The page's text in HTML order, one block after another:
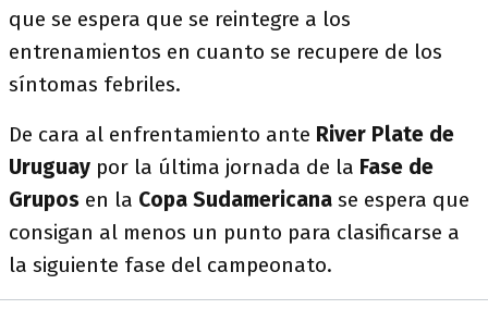
que se espera que se reintegre a los
entrenamientos en cuanto se recupere de los
síntomas febriles.
De cara al enfrentamiento ante River Plate de
Uruguay por la última jornada de la Fase de
Grupos en la Copa Sudamericana se espera que
consigan al menos un punto para clasificarse a
la siguiente fase del campeonato.